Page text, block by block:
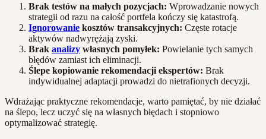
Brak testów na małych pozycjach: Wprowadzanie nowych
strategii od razu na całość portfela kończy się katastrofą.
Ignorowanie kosztów transakcyjnych: Częste rotacje
aktywów nadwyrężają zyski.
Brak analizy własnych pomyłek: Powielanie tych samych
błędów zamiast ich eliminacji.
Ślepe kopiowanie rekomendacji ekspertów: Brak
indywidualnej adaptacji prowadzi do nietrafionych decyzji.
Wdrażając praktyczne rekomendacje, warto pamiętać, by nie działać
na ślepo, lecz uczyć się na własnych błędach i stopniowo
optymalizować strategię.